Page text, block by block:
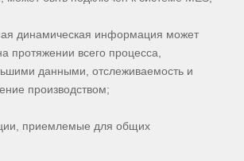
динамическая информация может
протяжении всего процесса,
данными, отслеживаемость и
производством;
приемлемые для общих